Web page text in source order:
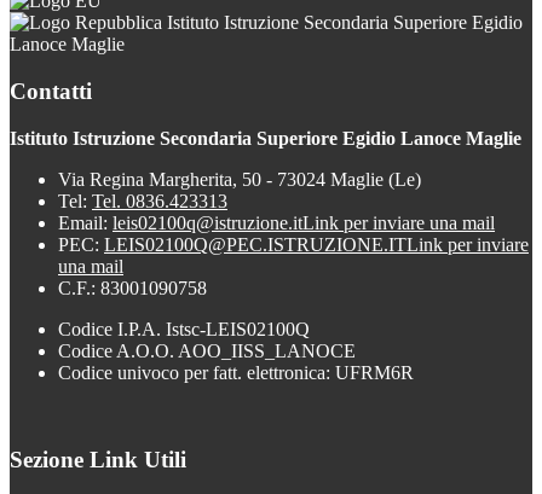
Istituto Istruzione Secondaria Superiore Egidio
Lanoce Maglie
Contatti
Istituto Istruzione Secondaria Superiore Egidio Lanoce Maglie
Via Regina Margherita, 50 - 73024 Maglie (Le)
Tel: Tel. 0836.423313
Email: leis02100q@istruzione.itLink per inviare una mail
PEC: LEIS02100Q@PEC.ISTRUZIONE.ITLink per inviare
una mail
C.F.: 83001090758
Codice I.P.A. Istsc-LEIS02100Q
Codice A.O.O. AOO_IISS_LANOCE
Codice univoco per fatt. elettronica: UFRM6R
Sezione Link Utili